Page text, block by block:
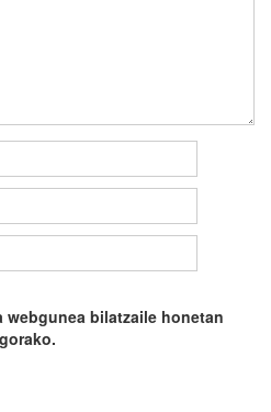
webgunea bilatzaile honetan